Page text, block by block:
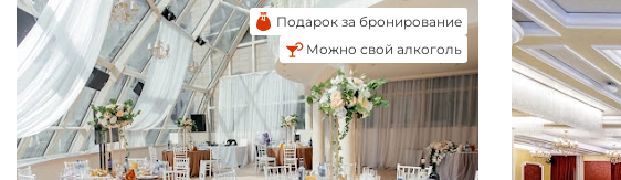
Подарок за бронирование
Можно свой алкоголь